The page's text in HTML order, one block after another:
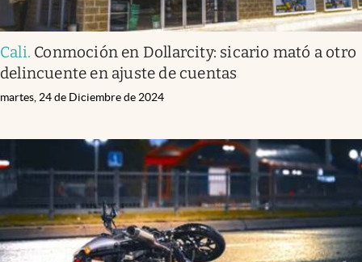
Cali. Conmoción en Dollarcity: sicario mató a otro
delincuente en ajuste de cuentas
martes, 24 de Diciembre de 2024